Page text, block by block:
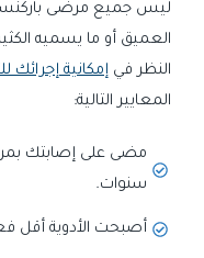
ليس جميع مرضى
العميق أو ما يسميه
النظر في إمكانية إجرائك
المعايير التالية:
سنوات.
أصبحت الأدوية أقل